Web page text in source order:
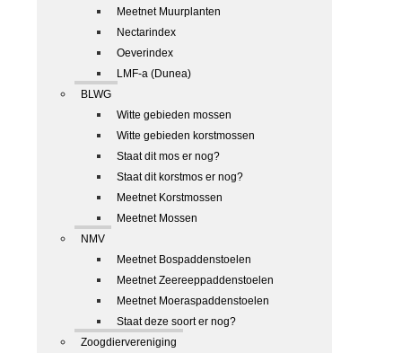
Meetnet Muurplanten
Nectarindex
Oeverindex
LMF-a (Dunea)
BLWG
Witte gebieden mossen
Witte gebieden korstmossen
Staat dit mos er nog?
Staat dit korstmos er nog?
Meetnet Korstmossen
Meetnet Mossen
NMV
Meetnet Bospaddenstoelen
Meetnet Zeereeppaddenstoelen
Meetnet Moeraspaddenstoelen
Staat deze soort er nog?
Zoogdiervereniging